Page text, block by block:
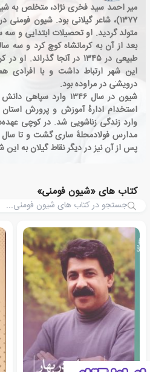
متولد گردید. او تحصیلات ابتدایی و
بعد از آن به کرمانشاه کوچ کرد و سه
طبیعی در ۱۳۴۵ در آنجا
این شهر ارتباط داشت و با افرادی
درویشی در مراوده بود.
شیون در سال ۱۳۴۶
وارد زندگی زناشویی شد. در کوچی
پس از آن نیز در دیگر نقاط گیلان به این
کتاب های «شیون فومنی»